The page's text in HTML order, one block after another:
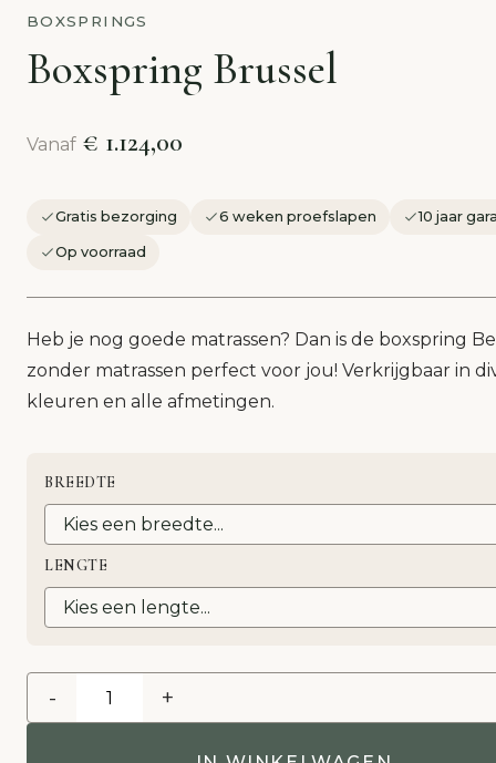
BOXSPRINGS
Boxspring Brussel
Vanaf € 1.124,00
Gratis bezorging 6 weken proefslapen 10 jaar
Op voorraad
Heb je nog goede matrassen? Dan is de boxspring
zonder matrassen perfect voor jou! Verkrijgbaar in
kleuren en alle afmetingen.
BREEDTE
LENGTE
- +